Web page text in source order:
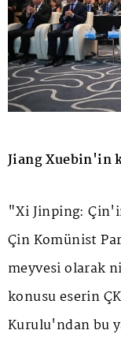
Jiang Xuebin'in
"Xi Jinping:
Çin Komünist
meyvesi olarak
konusu eserin
Kurulu'ndan bu